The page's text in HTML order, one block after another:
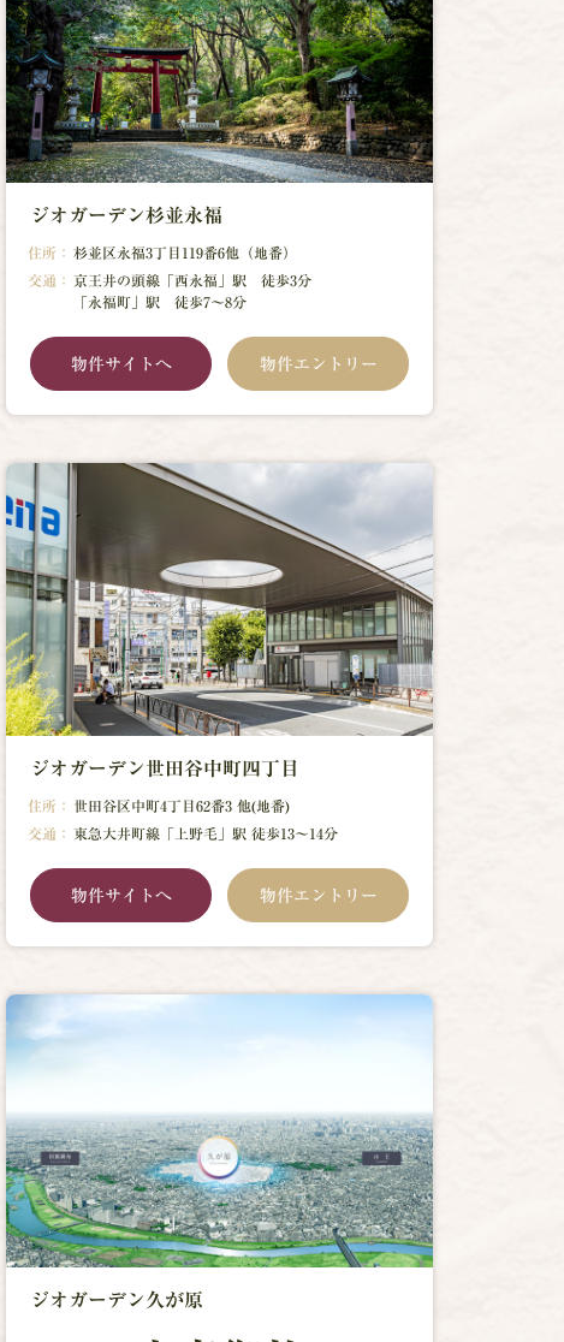
ジオガーデン杉並永福
住所： 杉並区永福3丁目119番6他（地番）
交通： 京王井の頭線「西永福」駅 徒歩3分
「永福町」駅 徒歩7～8分
物件サイトへ 物件エントリー
ジオガーデン世田谷中町四丁目
住所：
世田谷区中町4丁目62番3 他(地番)
交通：
東急大井町線「上野毛」駅 徒歩13～14分
物件サイトへ 物件エントリー
ジオガーデン久が原